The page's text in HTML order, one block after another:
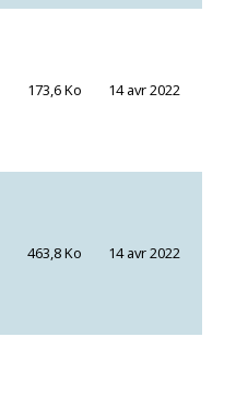
173,6 Ko 14 avr 2022
463,8 Ko 14 avr 2022